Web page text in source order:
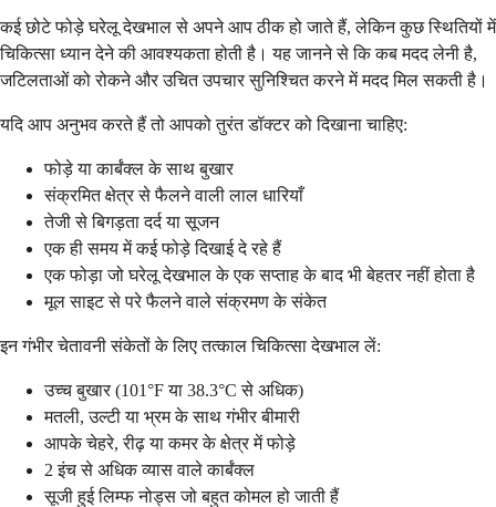
कई छोटे फोड़े घरेलू देखभाल से अपने आप ठीक हो जाते हैं, लेकिन कुछ स्थितियों में
चिकित्सा ध्यान देने की आवश्यकता होती है। यह जानने से कि कब मदद लेनी है,
जटिलताओं को रोकने और उचित उपचार सुनिश्चित करने में मदद मिल सकती है।
यदि आप अनुभव करते हैं तो आपको तुरंत डॉक्टर को दिखाना चाहिए:
फोड़े या कार्बंक्ल के साथ बुखार
संक्रमित क्षेत्र से फैलने वाली लाल धारियाँ
तेजी से बिगड़ता दर्द या सूजन
एक ही समय में कई फोड़े दिखाई दे रहे हैं
एक फोड़ा जो घरेलू देखभाल के एक सप्ताह के बाद भी बेहतर नहीं होता है
मूल साइट से परे फैलने वाले संक्रमण के संकेत
इन गंभीर चेतावनी संकेतों के लिए तत्काल चिकित्सा देखभाल लें:
उच्च बुखार (101°F या 38.3°C से अधिक)
मतली, उल्टी या भ्रम के साथ गंभीर बीमारी
आपके चेहरे, रीढ़ या कमर के क्षेत्र में फोड़े
2 इंच से अधिक व्यास वाले कार्बंक्ल
सूजी हुई लिम्फ नोड्स जो बहुत कोमल हो जाती हैं